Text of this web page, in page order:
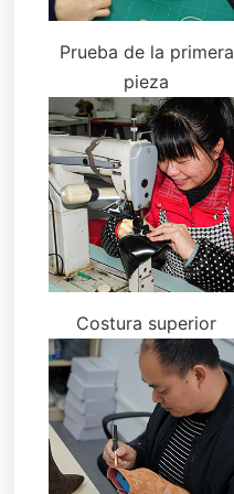
Prueba de la primera
pieza
Costura superior